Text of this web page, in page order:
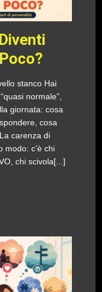
stanco Hai
normale”,
giornata: cosa
cosa
carenza di
modo: c’è chi
chi scivola[...]